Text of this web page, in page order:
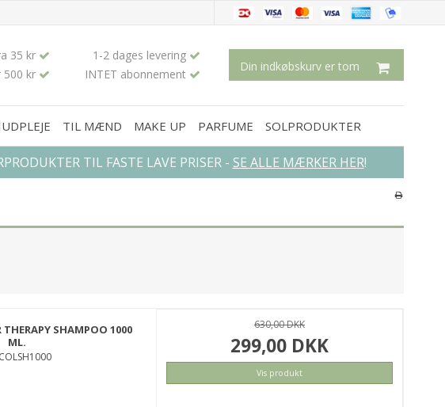
Din indkøbskurv er tom
1-2 dages levering
35 kr
INTET abonnement
500 kr
TIL MÆND MAKE UP PARFUME SOLPRODUKTER
TIL FASTE LAVE PRISER - SE ALLE MÆRKER HER!
×
THERAPY SHAMPOO 1000
ML.
630,00 DKK
299,00 DKK
Vis produkt